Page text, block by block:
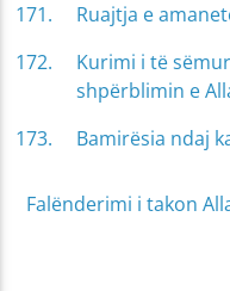
Ruajtja e
Kurimi i të
shpërblimin e
Bamirësia ndaj
Falënderimi i takon